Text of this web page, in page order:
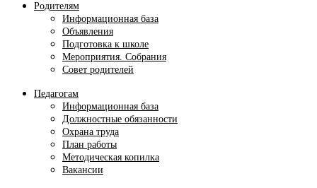
Родителям
Информационная база
Объявления
Подготовка к школе
Мероприятия. Собрания
Совет родителей
Педагогам
Информационная база
Должностные обязанности
Охрана труда
План работы
Методическая копилка
Вакансии